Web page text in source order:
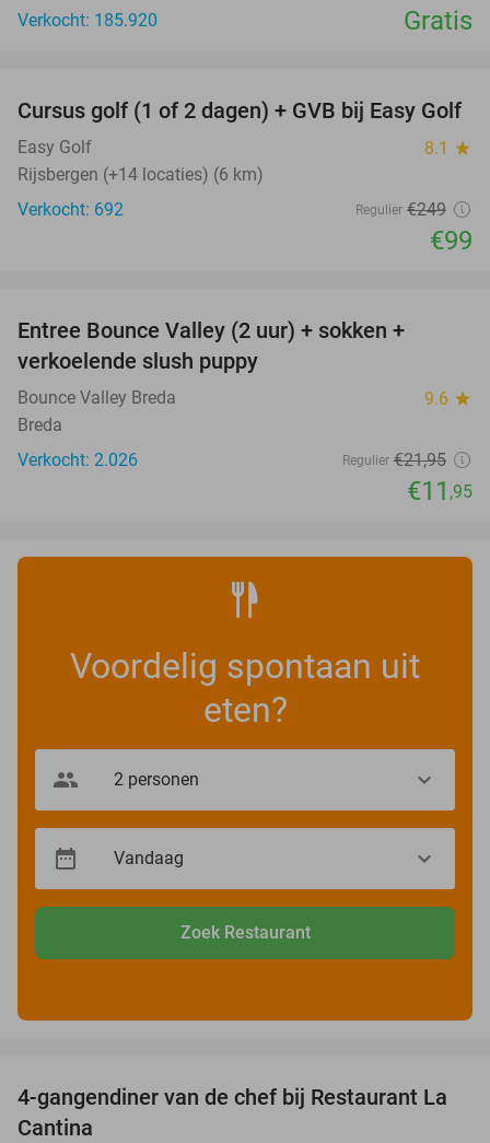
Verkocht: 185.920 Gratis
60%
Cursus golf (1 of 2 dagen) + GVB bij Easy Golf
Easy Golf 8.1 star
Rijsbergen (+14 locaties) (6 km)
Verkocht: 692
Regulier €249
€99
Entree Bounce Valley (2 uur) + sokken +
verkoelende slush puppy
Bounce Valley Breda 9.6 star
Breda
Verkocht: 2.026
Regulier €21,95
€11 ,95
Voordelig spontaan uit
eten?
Zoek Restaurant
32%
4-gangendiner van de chef bij Restaurant La
Cantina